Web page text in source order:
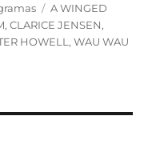
Tags
A WINGED
,CLARICE JENSEN,
HOWELL,WAU WAU